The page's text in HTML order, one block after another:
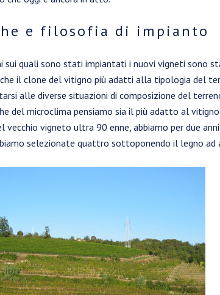
e filosofia di impianto
sui quali sono stati impiantati i nuovi vigneti sono
il clone del vitigno più adatti alla tipologia del
alle diverse situazioni di composizione del
del microclima pensiamo sia il più adatto al
vecchio vigneto ultra 90 enne, abbiamo per due anni
selezionate quattro sottoponendo il legno ad